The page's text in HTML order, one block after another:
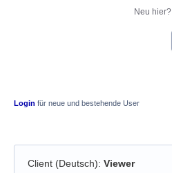
Neu hier?
Login für neue und bestehende User
Client (Deutsch): Viewer